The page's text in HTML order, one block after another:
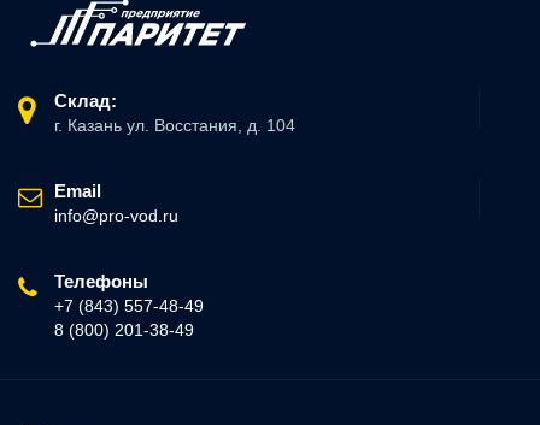
Склад:
г. Казань ул. Восстания, д. 104
Email
info@pro-vod.ru
Телефоны
+7 (843) 557-48-49
8 (800) 201-38-49